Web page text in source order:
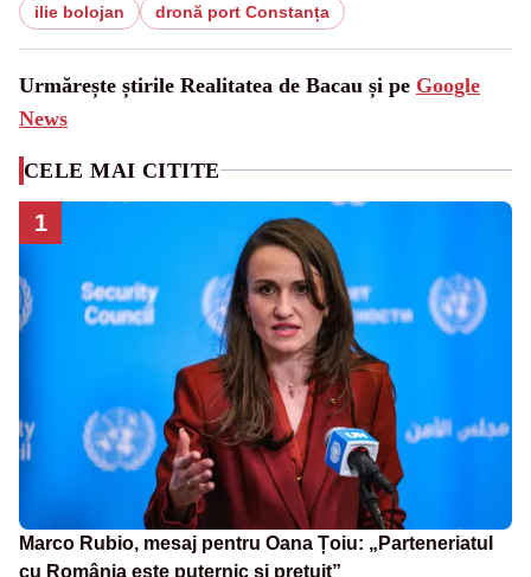
ilie bolojan dronă port Constanța
Urmărește știrile Realitatea de Bacau și pe Google
News
CELE MAI CITITE
1
Marco Rubio, mesaj pentru Oana Țoiu: „Parteneriatul
cu România este puternic și prețuit”